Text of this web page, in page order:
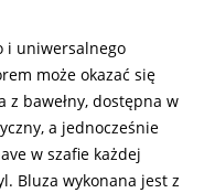
i uniwersalnego
może okazać się
bawełny, dostępna w
a jednocześnie
w szafie każdej
Bluza wykonana jest z